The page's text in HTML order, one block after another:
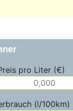
pro Liter (€)
(l/100km)